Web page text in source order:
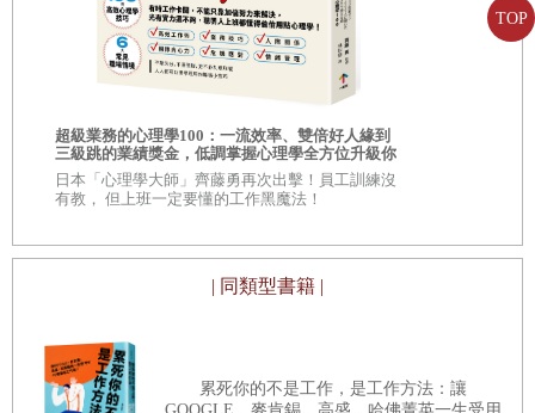
TOP
平均指數本身就夠了／市場大於任何操縱
寫在牛市期間／主要走勢／令人側目的預測
市場永遠是對的—─／─—卻始終無人感謝
華爾街是農民之友
可能進行操縱的部分／羅傑．巴布森的理論
巴布森的圖表／股市多空是如何預測的？
事實上，道氏理論相似於我們生活中所存在的各種自然法
則之一，就像層層海浪間交織著潮汐、波浪與漣漪千變萬化那
樣，自然而然，無論多麼洶湧澎湃，卻是不斷地迴圈重複。也
因此，讓這套分析方法易於理解及應用，無庸置疑地在坊間相
傳百年之後仍然佔有一席之地。我深切相信，道氏理論在未來
自於人性，除非人性被磨滅了，否則它所呈現的盛衰自是旋轉
不息，循環周行當然不會終止。
是人們的想像力太豐富。我們需要的是沒有靈魂的晴雨表、價
格指數與平均數，讓我們知道自己正往哪裡去，並預料可能發
超級業務的心理學100：一流效率、雙倍好人緣到
三級跳的業績獎金，低調掌握心理學全方位升級你
的競爭力
日本「心理學大師」齊藤勇再次出擊！員工訓練沒
有教， 但上班一定要懂的工作黑魔法！
| 同類型書籍 |
累死你的不是工作，是工作方法：讓